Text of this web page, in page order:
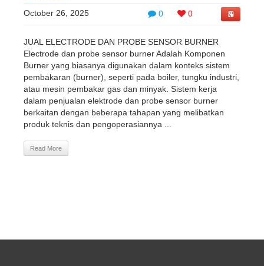
0 0
October 26, 2025
JUAL ELECTRODE DAN PROBE SENSOR BURNER
Electrode dan probe sensor burner Adalah Komponen
Burner yang biasanya digunakan dalam konteks sistem
pembakaran (burner), seperti pada boiler, tungku industri,
atau mesin pembakar gas dan minyak. Sistem kerja
dalam penjualan elektrode dan probe sensor burner
berkaitan dengan beberapa tahapan yang melibatkan
produk teknis dan pengoperasiannya ...
Read More